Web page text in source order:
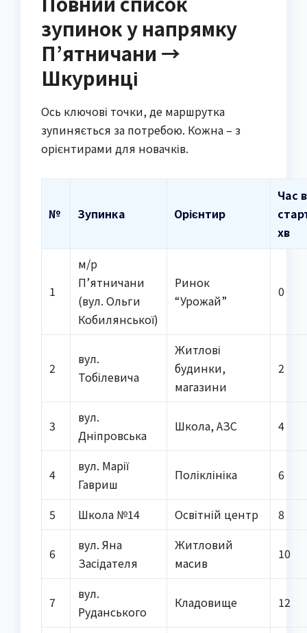
зупинок у напрямку
П’ятничани →
Шкуринці
Ось ключові точки, де маршрутка
зупиняється за потребою. Кожна – з
орієнтирами для новачків.
№ Зупинка Орієнтир
Час
хв
1
м/р
П’ятничани
(вул. Ольги
Кобилянської)
Ринок
“Урожай”
0
2
вул.
Тобілевича
Житлові
будинки,
магазини
2
3
вул.
Дніпровська
Школа, АЗС 4
4
вул. Марії
Гавриш
Поліклініка 6
5 Школа №14 Освітній центр 8
6
вул. Яна
Засідателя
Житловий
масив
10
7
вул.
Руданського
Кладовище 12